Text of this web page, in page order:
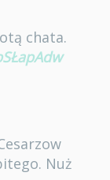
chata.
Nuż